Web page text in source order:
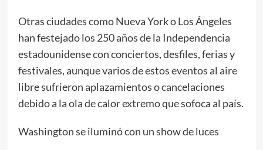
Otras ciudades como Nueva York o Los Ángeles
han festejado los 250 años de la Independencia
estadounidense con conciertos, desfiles, ferias y
festivales, aunque varios de estos eventos al aire
libre sufrieron aplazamientos o cancelaciones
debido a la ola de calor extremo que sofoca al país.
Washington se iluminó con un show de luces